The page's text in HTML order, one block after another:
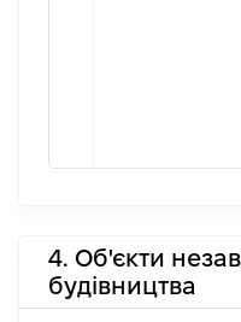
4. Об'єкти
будівництва